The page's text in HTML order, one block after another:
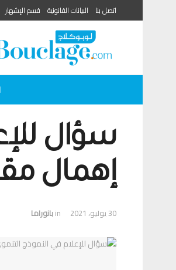
اتصل بنا البيانات القانونية قسم الإشهار
سؤال
إهمال
30 يوليو، 2021 inبانوراما